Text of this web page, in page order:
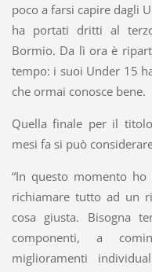
poco a farsi capire dagli
ha portati dritti al
Bormio. Da lì ora è
tempo: i suoi Under 15
che ormai conosce bene.
Quella finale per il
mesi fa si può
“In questo momento
richiamare tutto ad un
cosa giusta. Bisogna
componenti, a
miglioramenti